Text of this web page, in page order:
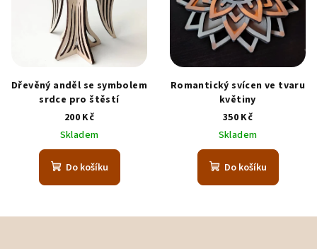
Dřevěný anděl se symbolem
srdce pro štěstí
200 Kč
Skladem
Do košíku
Romantický svícen ve tvaru
květiny
350 Kč
Skladem
Do košíku